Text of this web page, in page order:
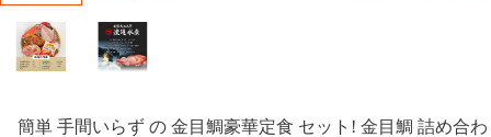
簡単 手間いらず の 金目鯛豪華定食 セット! 金目鯛 詰め合わ